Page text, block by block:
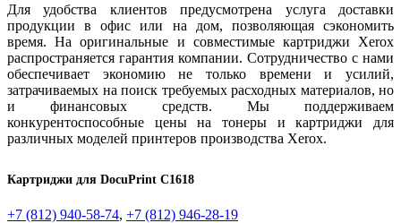
Для удобства клиентов предусмотрена услуга доставки
продукции в офис или на дом, позволяющая сэкономить
время. На оригинальные и совместимые картриджи Xerox
распространяется гарантия компании. Сотрудничество с нами
обеспечивает экономию не только времени и усилий,
затрачиваемых на поиск требуемых расходных материалов, но
и финансовых средств. Мы поддерживаем
конкурентоспособные цены на тонеры и картриджи для
различных моделей принтеров производства Xerox.
Картриджи для DocuPrint C1618
+7 (812) 940-58-74, +7 (812) 946-28-19